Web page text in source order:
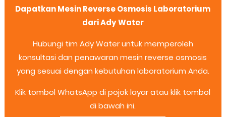
Dapatkan Mesin Reverse Osmosis Laboratorium
dari Ady Water
Hubungi tim Ady Water untuk memperoleh
konsultasi dan penawaran mesin reverse osmosis
yang sesuai dengan kebutuhan laboratorium Anda.
Klik tombol WhatsApp di pojok layar atau klik tombol
di bawah ini.